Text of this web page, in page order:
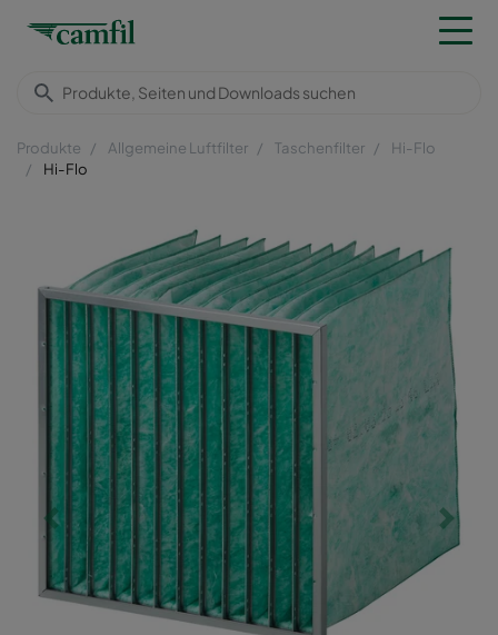
Produkte Allgemeine Luftfilter Taschenfilter
Hi-Flo
Hi-Flo